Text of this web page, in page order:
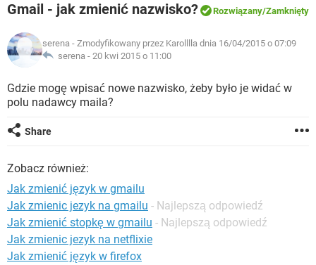
INSTAGRAM FACEBOOK
WINDOWS 10
INSTAGRAM FACEBOOK
WINDOWS 10
ANDROID TIKTOK
GRY
IOS NETFLIX
INSTAGRAM FACEBOOK
WINDOWS 10
COVID-19 TIKTOK
GRY
SPOTIFY NETFLIX
ARTYKUŁY
COVID-19 TIKTOK
GRY
SPOTIFY
Gmail - jak zmienić nazwisko? Rozwiązany/Zamknięty
serena - Zmodyfikowany przez Karolllla dnia 16/04/2015 o 07:09
serena - 20 kwi 2015 o 11:00
Gdzie mogę wpisać nowe nazwisko, żeby było je widać w
polu nadawcy maila?
Share
Zobacz również:
Jak zmienić język w gmailu
Jak zmienic jezyk na gmailu - Najlepszą odpowiedź
Jak zmienić stopkę w gmailu - Najlepszą odpowiedź
Jak zmienic jezyk na netflixie
Jak zmienić język w firefox